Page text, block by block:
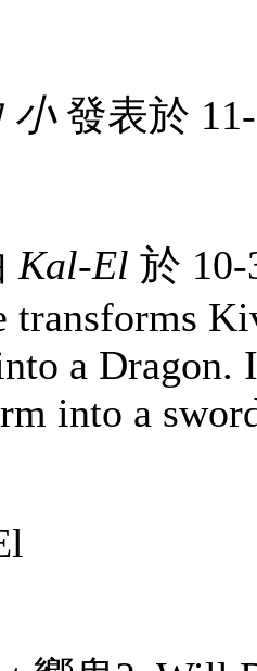
小發表於
Kal-El 於
transforms
a
into a